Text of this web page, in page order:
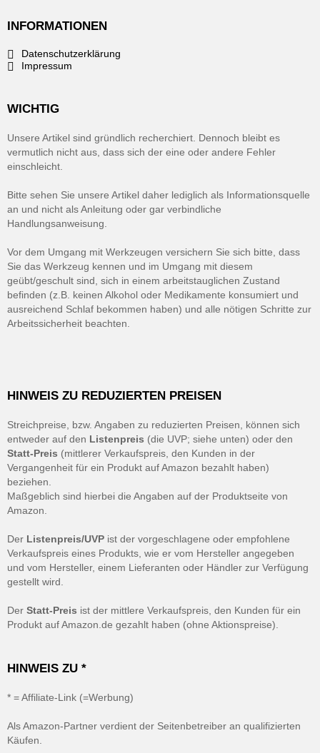
INFORMATIONEN
Datenschutzerklärung
Impressum
WICHTIG
Unsere Artikel sind gründlich recherchiert. Dennoch bleibt es
vermutlich nicht aus, dass sich der eine oder andere Fehler
einschleicht.
Bitte sehen Sie unsere Artikel daher lediglich als Informationsquelle
an und nicht als Anleitung oder gar verbindliche
Handlungsanweisung.
Vor dem Umgang mit Werkzeugen versichern Sie sich bitte, dass
Sie das Werkzeug kennen und im Umgang mit diesem
geübt/geschult sind, sich in einem arbeitstauglichen Zustand
befinden (z.B. keinen Alkohol oder Medikamente konsumiert und
ausreichend Schlaf bekommen haben) und alle nötigen Schritte zur
Arbeitssicherheit beachten.
HINWEIS ZU REDUZIERTEN PREISEN
Streichpreise, bzw. Angaben zu reduzierten Preisen, können sich
entweder auf den Listenpreis (die UVP; siehe unten) oder den
Statt-Preis (mittlerer Verkaufspreis, den Kunden in der
Vergangenheit für ein Produkt auf Amazon bezahlt haben)
beziehen.
Maßgeblich sind hierbei die Angaben auf der Produktseite von
Amazon.
Der Listenpreis/UVP ist der vorgeschlagene oder empfohlene
Verkaufspreis eines Produkts, wie er vom Hersteller angegeben
und vom Hersteller, einem Lieferanten oder Händler zur Verfügung
gestellt wird.
Der Statt-Preis ist der mittlere Verkaufspreis, den Kunden für ein
Produkt auf Amazon.de gezahlt haben (ohne Aktionspreise).
HINWEIS ZU *
* = Affiliate-Link (=Werbung)
Als Amazon-Partner verdient der Seitenbetreiber an qualifizierten
Käufen.